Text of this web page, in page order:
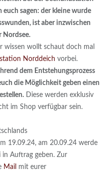
sagen: der kleine wurde
ist aber inzwischen
Nordsee.
wissen wollt schaut doch mal
Norddeich vorbei.
dem Entstehungsprozess
die Möglichkeit geben einen
Diese werden exklusiv
im Shop verfügbar sein.
19.09.24, am 20.09.24 werde
Auftrag geben. Zur
Mail mit eurer